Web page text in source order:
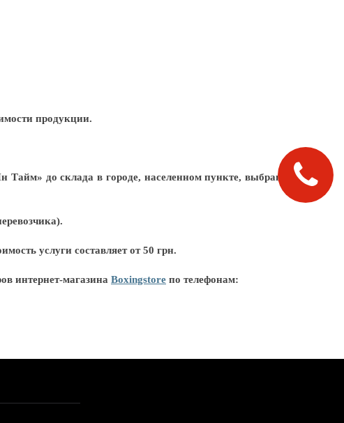
продукции.
Тайм» до склада в городе, населенном пункте, выбранном
услуги составляет от 50 грн.
интернет-магазина Boxingstore по телефонам: